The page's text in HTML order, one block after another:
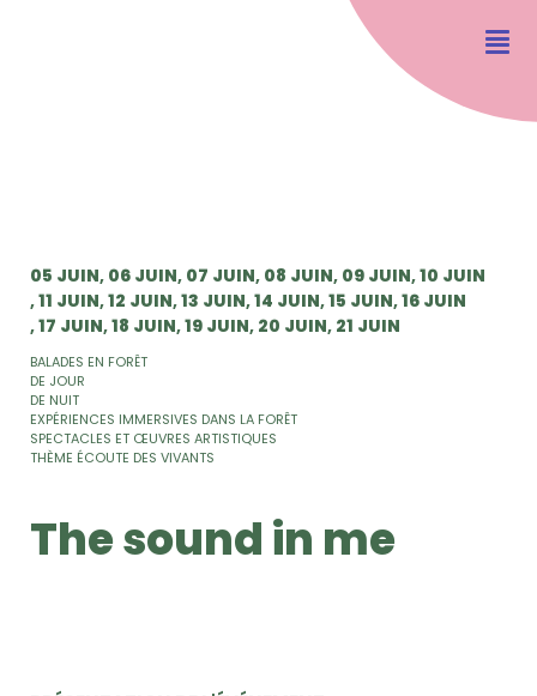
05 JUIN 06 JUIN 07 JUIN 08 JUIN 09 JUIN 10 JUIN
11 JUIN 12 JUIN 13 JUIN 14 JUIN 15 JUIN 16 JUIN
17 JUIN 18 JUIN 19 JUIN 20 JUIN 21 JUIN
BALADES EN FORÊT
DE JOUR
DE NUIT
EXPÉRIENCES IMMERSIVES DANS LA FORÊT
SPECTACLES ET ŒUVRES ARTISTIQUES
THÈME ÉCOUTE DES VIVANTS
The sound in me